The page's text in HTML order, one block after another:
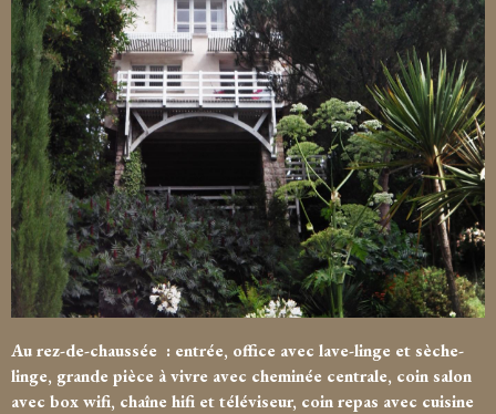
Au rez-de-chaussée : entrée, office avec lave-linge et sèche-
linge, grande pièce à vivre avec cheminée centrale, coin salon
avec box wifi, chaîne hifi et téléviseur, coin repas avec cuisine